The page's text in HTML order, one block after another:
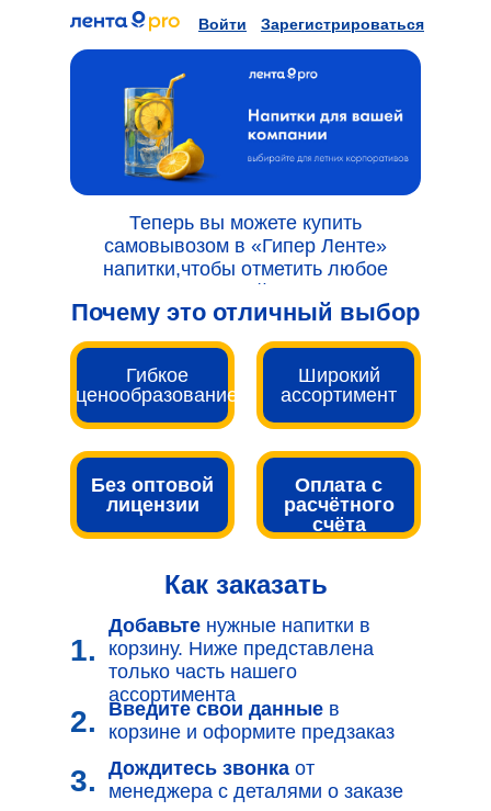
Войти Зарегистрироваться
Теперь вы можете купить
самовывозом в «Гипер Ленте»
напитки,чтобы отметить любое
Почему это отличный выбор
Без оптовой
лицензии
Оплата с
расчётного
счёта
Гибкое
ценообразование
Широкий
ассортимент
Как заказать
1.
Добавьте нужные напитки в
корзину. Ниже представлена
только часть нашего
ассортимента
2. Введите свои данные в
корзине и оформите предзаказ
3. Дождитесь звонка от
менеджера с деталями о заказе